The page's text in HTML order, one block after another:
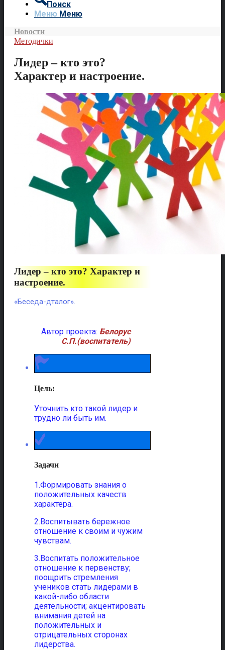
Поиск
Меню Меню
Новости
Методички
Лидер – кто это?
Характер и настроение.
Лидер – кто это? Характер и
настроение.
«Беседа-дталог».
Автор проекта: Белорус
С.П.(воспитатель)
Цель:
Уточнить кто такой лидер и
трудно ли быть им.
Задачи
1.Формировать знания о
положительных качеств
характера.
2.Воспитывать бережное
отношение к своим и чужим
чувствам.
3.Воспитать положительное
отношение к первенству;
поощрить стремления
учеников стать лидерами в
какой-либо области
деятельности; акцентировать
внимания детей на
положительных и
отрицательных сторонах
лидерства.